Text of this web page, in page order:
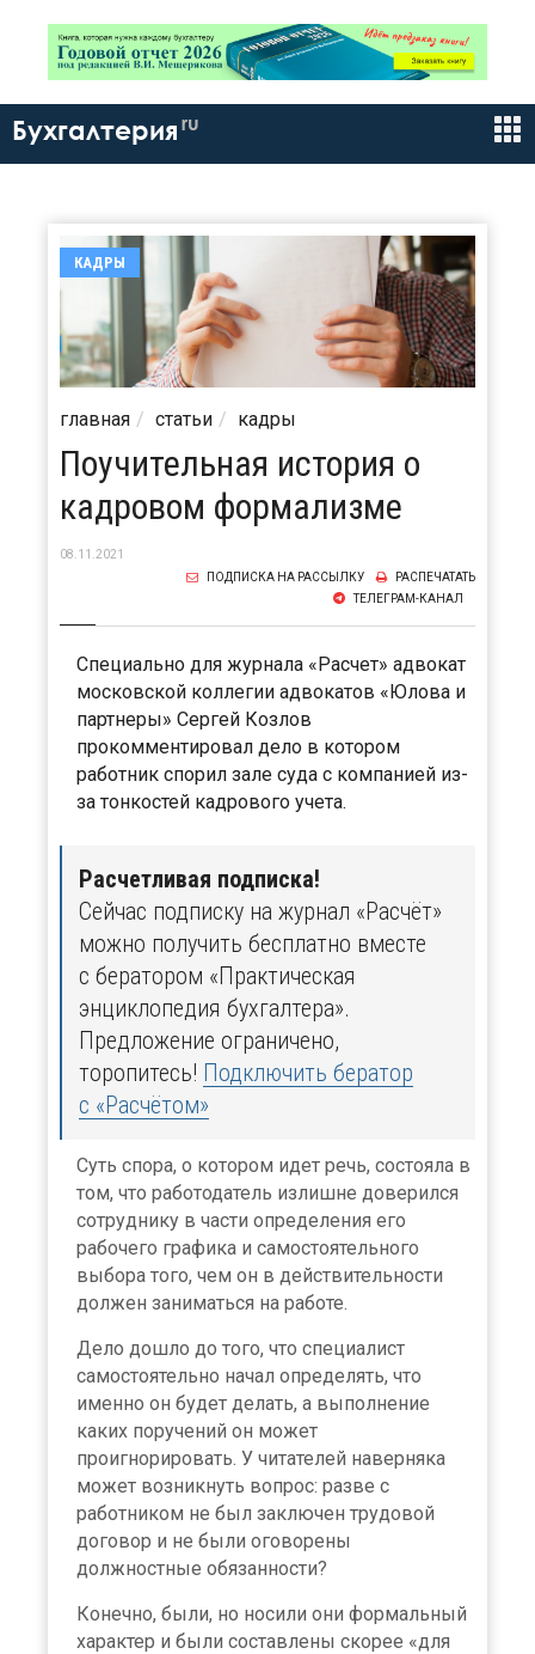
Бухгалтерия ru
КАДРЫ
главная статьи кадры
Поучительная история о
кадровом формализме
08.11.2021
РАСПЕЧАТАТЬ
ПОДПИСКА НА РАССЫЛКУ
ТЕЛЕГРАМ-КАНАЛ
Специально для журнала «Расчет» адвокат
московской коллегии адвокатов «Юлова и
партнеры» Сергей Козлов
прокомментировал дело в котором
работник спорил зале суда с компанией из-
за тонкостей кадрового учета.
Расчетливая подписка!
Сейчас подписку на журнал «Расчёт»
можно получить бесплатно вместе
с бератором «Практическая
энциклопедия бухгалтера».
Предложение ограничено,
торопитесь! Подключить бератор
с «Расчётом»
Суть спора, о котором идет речь, состояла в
том, что работодатель излишне доверился
сотруднику в части определения его
рабочего графика и самостоятельного
выбора того, чем он в действительности
должен заниматься на работе.
Дело дошло до того, что специалист
самостоятельно начал определять, что
именно он будет делать, а выполнение
каких поручений он может
проигнорировать. У читателей наверняка
может возникнуть вопрос: разве с
работником не был заключен трудовой
договор и не были оговорены
должностные обязанности?
Конечно, были, но носили они формальный
характер и были составлены скорее «для